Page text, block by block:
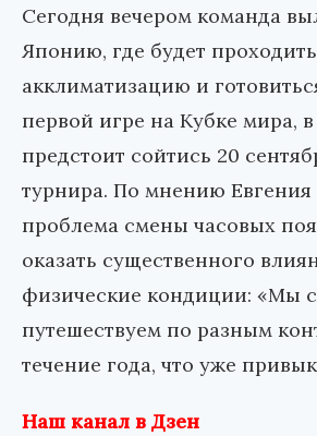
Сегодня вечером команда
Японию, где будет проходить
акклиматизацию и
первой игре на Кубке мира,
предстоит сойтись 20
турнира. По мнению Евгения
проблема смены часовых
оказать существенного
физические кондиции: «Мы
путешествуем по разным
течение года, что уже
Наш канал в Дзен